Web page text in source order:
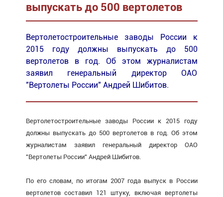
выпускать до 500 вертолетов
Вертолетостроительные заводы России к
2015 году должны выпускать до 500
вертолетов в год. Об этом журналистам
заявил генеральный директор ОАО
"Вертолеты России" Андрей Шибитов.
Вертолетостроительные заводы России к 2015 году
должны выпускать до 500 вертолетов в год. Об этом
журналистам заявил генеральный директор ОАО
"Вертолеты России" Андрей Шибитов.
По его словам, по итогам 2007 года выпуск в России
вертолетов составил 121 штуку, включая вертолеты